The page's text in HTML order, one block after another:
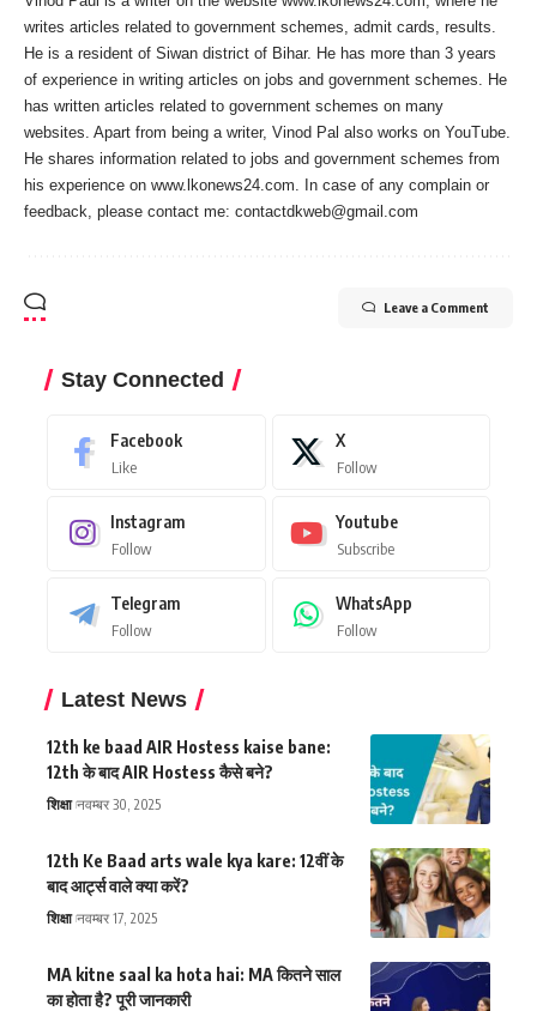
writes articles related to government schemes, admit cards, results.
He is a resident of Siwan district of Bihar. He has more than 3 years
of experience in writing articles on jobs and government schemes. He
has written articles related to government schemes on many
websites. Apart from being a writer, Vinod Pal also works on YouTube.
He shares information related to jobs and government schemes from
his experience on www.lkonews24.com. In case of any complain or
feedback, please contact me: contactdkweb@gmail.com
Leave a Comment
Stay Connected
Facebook
Like
X
Follow
Instagram
Follow
Youtube
Subscribe
Telegram
Follow
WhatsApp
Follow
Latest News
12th ke baad AIR Hostess kaise bane:
12th के बाद AIR Hostess कैसे बने?
शिक्षा नवम्बर 30, 2025
12th Ke Baad arts wale kya kare: 12वीं के
बाद आर्ट्स वाले क्या करें?
शिक्षा नवम्बर 17, 2025
MA kitne saal ka hota hai: MA कितने साल
का होता है? पूरी जानकारी